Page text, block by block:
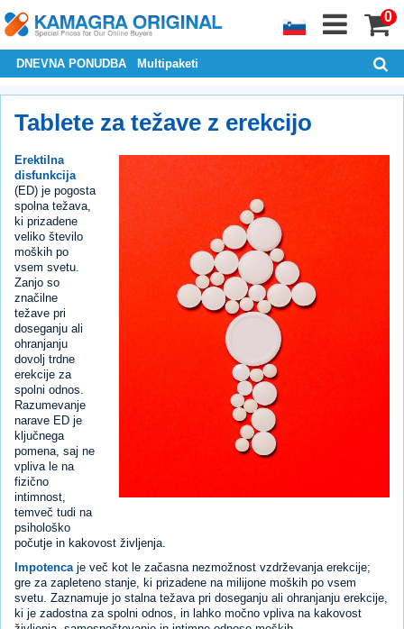
0
DNEVNA PONUDBA Multipaketi
Tablete za težave z erekcijo
Erektilna
disfunkcija
(ED) je pogosta
spolna težava,
ki prizadene
veliko število
moških po
vsem svetu.
Zanjo so
značilne
težave pri
doseganju ali
ohranjanju
dovolj trdne
erekcije za
spolni odnos.
Razumevanje
narave ED je
ključnega
pomena, saj ne
vpliva le na
fizično
intimnost,
temveč tudi na
psihološko
počutje in kakovost življenja.
Impotenca je več kot le začasna nezmožnost vzdrževanja erekcije;
gre za zapleteno stanje, ki prizadene na milijone moških po vsem
svetu. Zaznamuje jo stalna težava pri doseganju ali ohranjanju erekcije,
ki je zadostna za spolni odnos, in lahko močno vpliva na kakovost